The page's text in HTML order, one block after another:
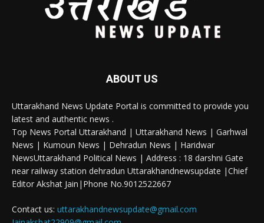
ABOUT US
Uttarakhand News Update Portal is committed to provide you
latest and authentic news .
Top News Portal Uttarakhand | Uttarakhand News | Garhwal
News | Kumoun News | Dehradun News | Haridwar
NewsUttarakhand Political News | Address : 18 darshni Gate
near railway station dehradun Uttarakhandnewsupdate |Chief
Editor Akshat Jain|Phone No.9012522667
Contact us: uttarakhandnewsupdate@gmail.com